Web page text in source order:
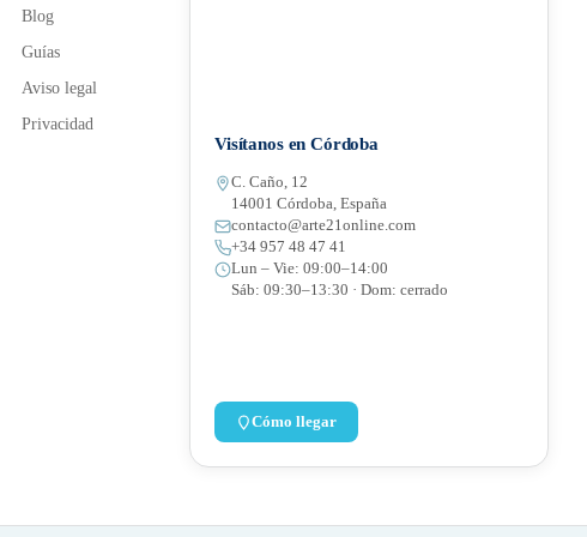
Blog
Guías
Aviso legal
Privacidad
Visítanos en Córdoba
C. Caño, 12
14001 Córdoba, España
contacto@arte21online.com
+34 957 48 47 41
Lun – Vie: 09:00–14:00
Sáb: 09:30–13:30 · Dom: cerrado
Cómo llegar